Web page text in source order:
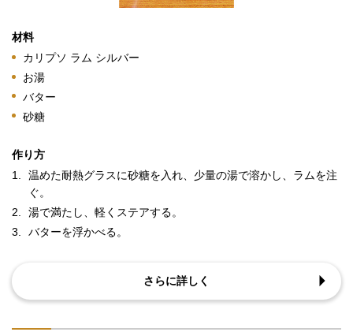
材料
カリプソ ラム シルバー
お湯
バター
砂糖
作り方
1.
温めた耐熱グラスに砂糖を入れ、少量の湯で溶かし、ラムを注
ぐ。
2.
湯で満たし、軽くステアする。
3.
バターを浮かべる。
さらに詳しく